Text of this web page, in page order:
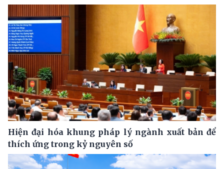
Hiện đại hóa khung pháp lý ngành xuất bản để
thích ứng trong kỷ nguyên số